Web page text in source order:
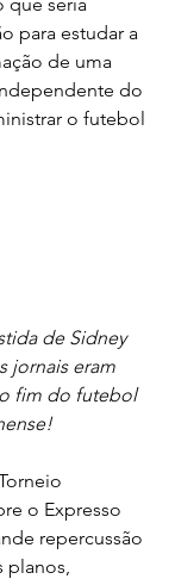
para estudar a
de uma
do
o futebol
de Sidney
jornais eram
fim do futebol
o Expresso
repercussão
planos,